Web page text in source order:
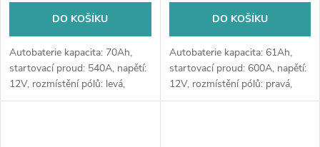
DO KOŠÍKU
Autobaterie kapacita: 70Ah,
startovací proud: 540A, napětí:
12V, rozmístění pólů: levá,
rozměry: 270 x 173 x 222,
DO KOŠÍKU
Autobaterie kapacita: 61Ah,
startovací proud: 600A, napětí:
12V, rozmístění pólů: pravá,
rozměry: 242 x 175 x 175,